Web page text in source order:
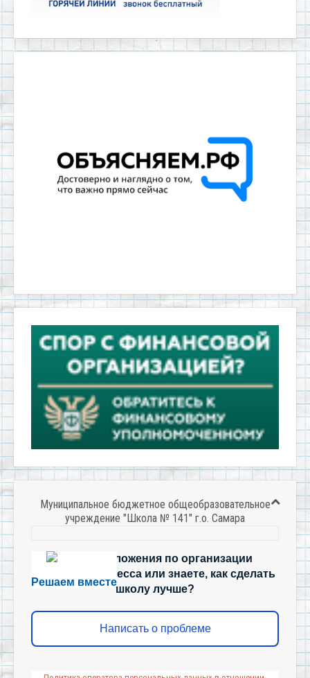
Муниципальное бюджетное общеобразовательное
учреждение "Школа № 141" г.о. Самара
Решаем вместе
Есть предложения по организации
учебного процесса или знаете, как сделать
школу лучше?
Написать о проблеме